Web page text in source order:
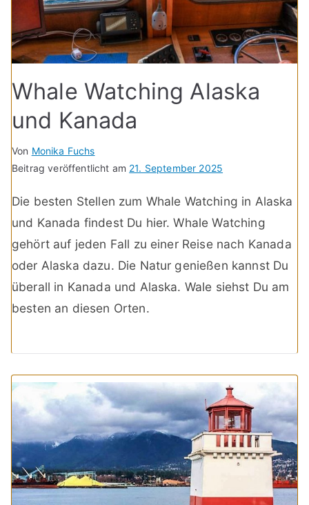
Whale Watching Alaska
und Kanada
Von Monika Fuchs
Beitrag veröffentlicht am 21. September 2025
Die besten Stellen zum Whale Watching in Alaska
und Kanada findest Du hier. Whale Watching
gehört auf jeden Fall zu einer Reise nach Kanada
oder Alaska dazu. Die Natur genießen kannst Du
überall in Kanada und Alaska. Wale siehst Du am
besten an diesen Orten.